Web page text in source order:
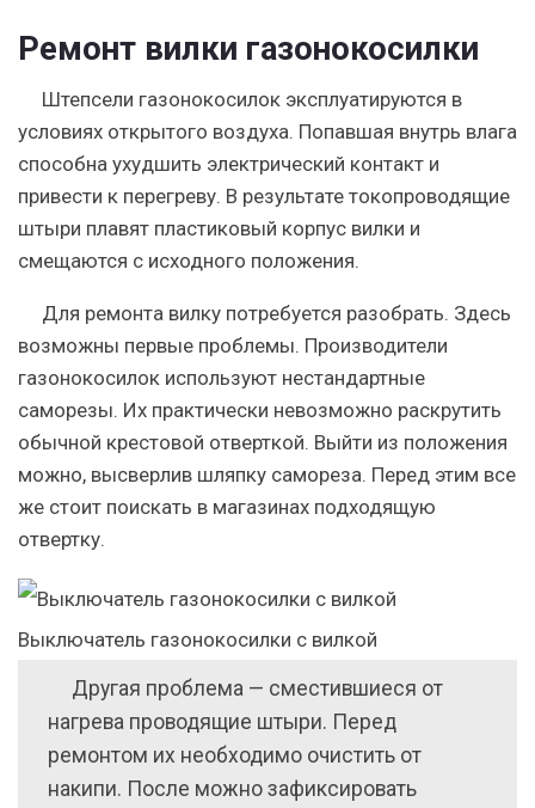
Ремонт вилки газонокосилки
Штепсели газонокосилок эксплуатируются в
условиях открытого воздуха. Попавшая внутрь влага
способна ухудшить электрический контакт и
привести к перегреву. В результате токопроводящие
штыри плавят пластиковый корпус вилки и
смещаются с исходного положения.
Для ремонта вилку потребуется разобрать. Здесь
возможны первые проблемы. Производители
газонокосилок используют нестандартные
саморезы. Их практически невозможно раскрутить
обычной крестовой отверткой. Выйти из положения
можно, высверлив шляпку самореза. Перед этим все
же стоит поискать в магазинах подходящую
отвертку.
Выключатель газонокосилки с вилкой
Другая проблема — сместившиеся от
нагрева проводящие штыри. Перед
ремонтом их необходимо очистить от
накипи. После можно зафиксировать